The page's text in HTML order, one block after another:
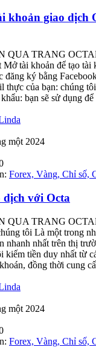
khoản giao dịch
QUA TRANG
Mở tài khoản để tạo tài
đăng ký bằng
thực của bạn: chúng
bạn sẽ sử dụng để
một 2024
Forex, Vàng, Chỉ số,
dịch với Octa
QUA TRANG
tôi Là một trong
nhanh nhất trên thị
kiếm tiền duy nhất từ
đồng thời cung
một 2024
Forex, Vàng, Chỉ số,